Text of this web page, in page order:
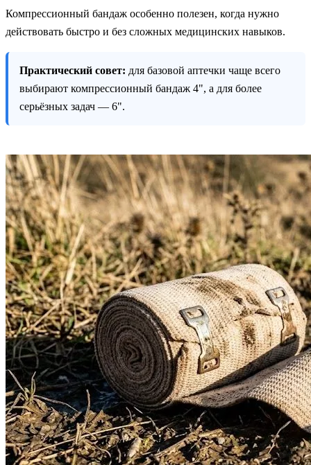
Компрессионный бандаж особенно полезен, когда нужно
действовать быстро и без сложных медицинских навыков.
Практический совет: для базовой аптечки чаще всего
выбирают компрессионный бандаж 4", а для более
серьёзных задач — 6".